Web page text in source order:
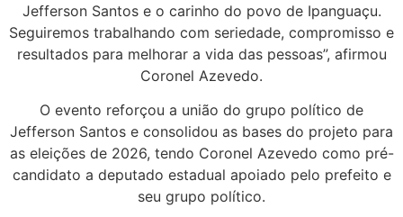
Jefferson Santos e o carinho do povo de Ipanguaçu.
Seguiremos trabalhando com seriedade, compromisso e
resultados para melhorar a vida das pessoas”, afirmou
Coronel Azevedo.
O evento reforçou a união do grupo político de
Jefferson Santos e consolidou as bases do projeto para
as eleições de 2026, tendo Coronel Azevedo como pré-
candidato a deputado estadual apoiado pelo prefeito e
seu grupo político.